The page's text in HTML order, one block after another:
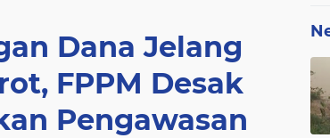
Dana Jelang
FPPM Desak
Pengawasan